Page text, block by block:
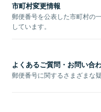
市町村変更情報
郵便番号を公表した市町村の
しています。
よくあるご質問・お問い合
郵便番号に関するさまざまな